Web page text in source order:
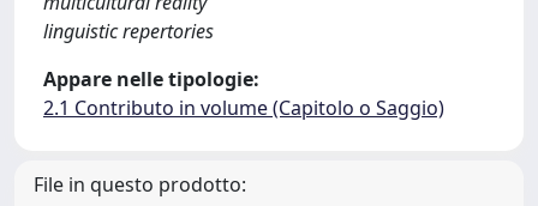
linguistic repertories
Appare nelle tipologie:
2.1 Contributo in volume (Capitolo o Saggio)
File in questo prodotto: